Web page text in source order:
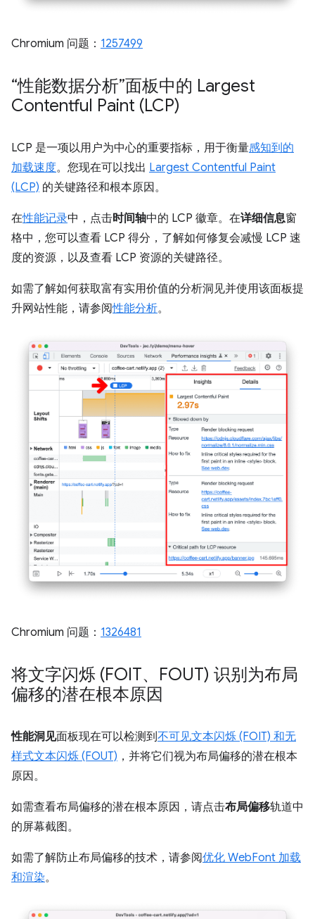
Chromium 问题： 1257499
“性能数据分析”面板中的 Largest
Contentful Paint (LCP)
LCP 是一项以用户为中心的重要指标，用于衡量感知到的
加载速度。您现在可以找出 Largest Contentful Paint
(LCP) 的关键路径和根本原因。
在性能记录中，点击时间轴中的 LCP 徽章。在详细信息窗
格中，您可以查看 LCP 得分，了解如何修复会减慢 LCP 速
度的资源，以及查看 LCP 资源的关键路径。
如需了解如何获取富有实用价值的分析洞见并使用该面板提
升网站性能，请参阅性能分析。
Chromium 问题： 1326481
将文字闪烁 (FOIT、FOUT) 识别为布局
偏移的潜在根本原因
性能洞见面板现在可以检测到不可见文本闪烁 (FOIT) 和无
样式文本闪烁 (FOUT) ，并将它们视为布局偏移的潜在根本
原因。
如需查看布局偏移的潜在根本原因，请点击布局偏移轨道中
的屏幕截图。
如需了解防止布局偏移的技术，请参阅优化 WebFont 加载
和渲染。